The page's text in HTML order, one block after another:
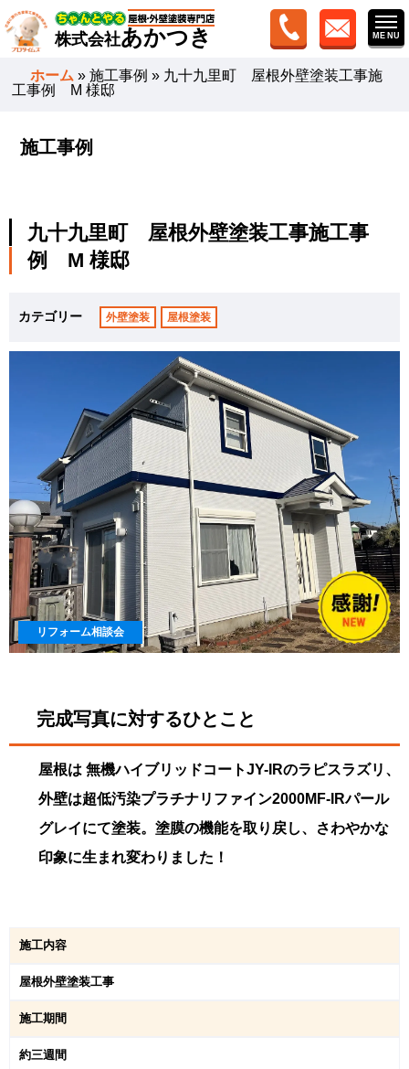
株式会社あかつき
ホーム »施工事例 » 九十九里町 屋根外壁塗装工事施
工事例 M 様邸
施工事例
九十九里町 屋根外壁塗装工事施工事
例 M 様邸
カテゴリー 外壁塗装 屋根塗装
リフォーム相談会
完成写真に対するひとこと
屋根は 無機ハイブリッドコートJY-IRのラピスラズリ、
外壁は超低汚染プラチナリファイン2000MF-IRパール
グレイにて塗装。塗膜の機能を取り戻し、さわやかな
印象に生まれ変わりました！
施工内容
屋根外壁塗装工事
施工期間
約三週間